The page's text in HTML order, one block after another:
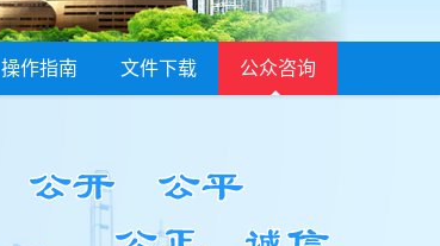
操作指南 文件下载 公众咨询